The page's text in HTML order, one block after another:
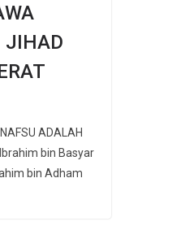
JIHAD
ADALAH
Ibrahim bin Basyar
bin Adham